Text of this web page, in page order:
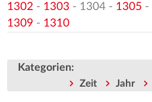
1302 - 1303 - 1304 - 1305 -
1309 - 1310
Kategorien:
Zeit Jahr